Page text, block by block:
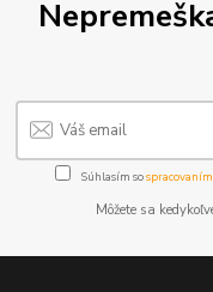
Súhlasím so
Môžete sa